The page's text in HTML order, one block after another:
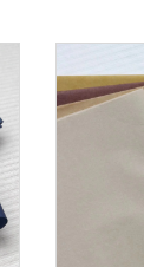
Cadouri